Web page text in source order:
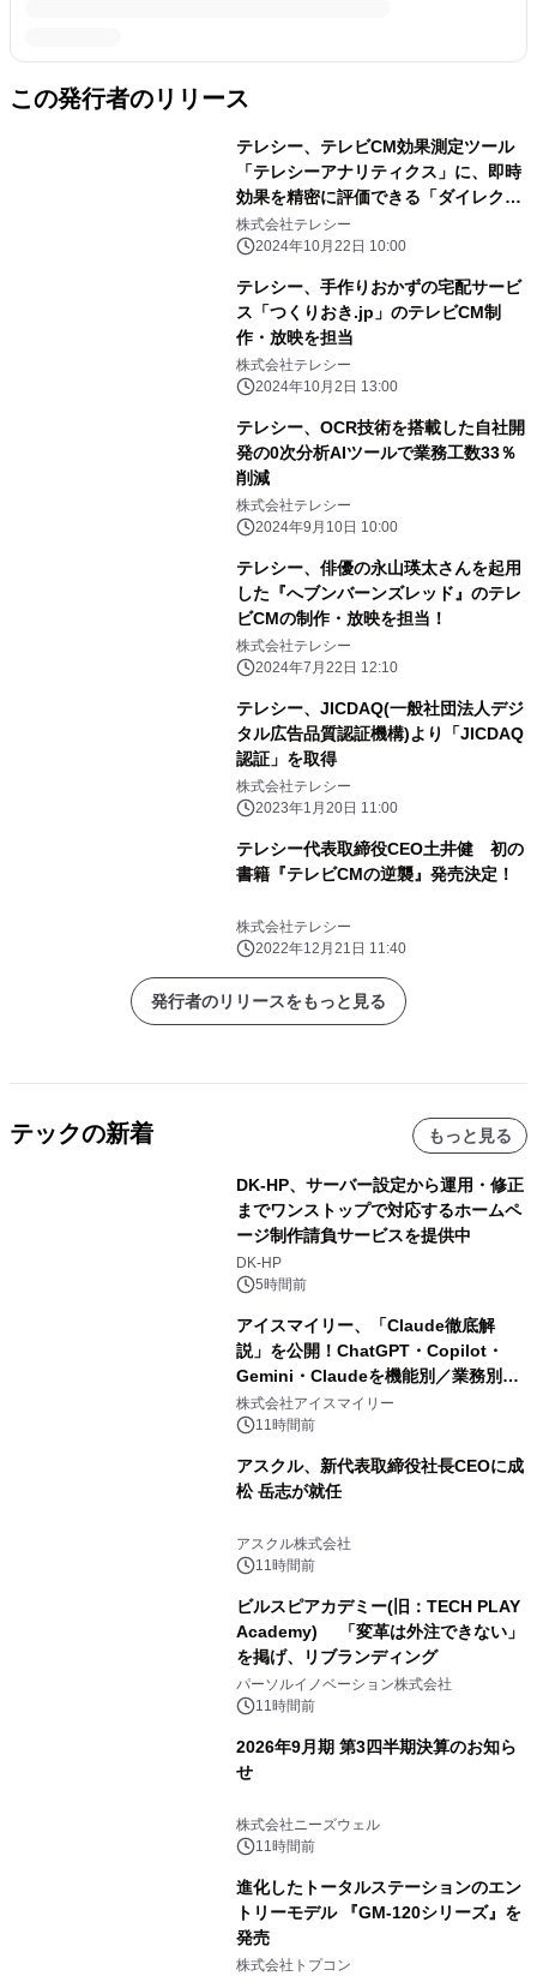
この発行者のリリース
テレシー、テレビCM効果測定ツール
「テレシーアナリティクス」に、即時
効果を精密に評価できる「ダイレクト
レスポンス分析」を拡充
株式会社テレシー
2024年10月22日 10:00
テレシー、手作りおかずの宅配サービ
ス「つくりおき.jp」のテレビCM制
作・放映を担当
株式会社テレシー
2024年10月2日 13:00
テレシー、OCR技術を搭載した自社開
発の0次分析AIツールで業務工数33％
削減
株式会社テレシー
2024年9月10日 10:00
テレシー、俳優の永山瑛太さんを起用
した『へブンバーンズレッド』のテレ
ビCMの制作・放映を担当！
株式会社テレシー
2024年7月22日 12:10
テレシー、JICDAQ(一般社団法人デジ
タル広告品質認証機構)より「JICDAQ
認証」を取得
株式会社テレシー
2023年1月20日 11:00
テレシー代表取締役CEO土井健 初の
書籍『テレビCMの逆襲』発売決定！
株式会社テレシー
2022年12月21日 11:40
発行者のリリースをもっと見る
テックの新着 もっと見る
DK-HP、サーバー設定から運用・修正
までワンストップで対応するホームペ
ージ制作請負サービスを提供中
DK-HP
5時間前
アイスマイリー、「Claude徹底解
説」を公開！ChatGPT・Copilot・
Gemini・Claudeを機能別／業務別に
比較―自社に合う生成AIの選び方がわ
かる実践ガイド
株式会社アイスマイリー
11時間前
アスクル、新代表取締役社長CEOに成
松 岳志が就任
アスクル株式会社
11時間前
ビルスピアカデミー(旧：TECH PLAY
Academy) 「変革は外注できない」
を掲げ、リブランディング
パーソルイノベーション株式会社
11時間前
2026年9月期 第3四半期決算のお知ら
せ
株式会社ニーズウェル
11時間前
進化したトータルステーションのエン
トリーモデル 『GM-120シリーズ』を
発売
株式会社トプコン